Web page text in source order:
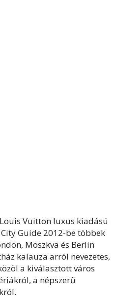
Vuitton luxus kiadású
Guide 2012-be többek
Moszkva és Berlin
kalauza arról nevezetes,
a kiválasztott város
a népszerű